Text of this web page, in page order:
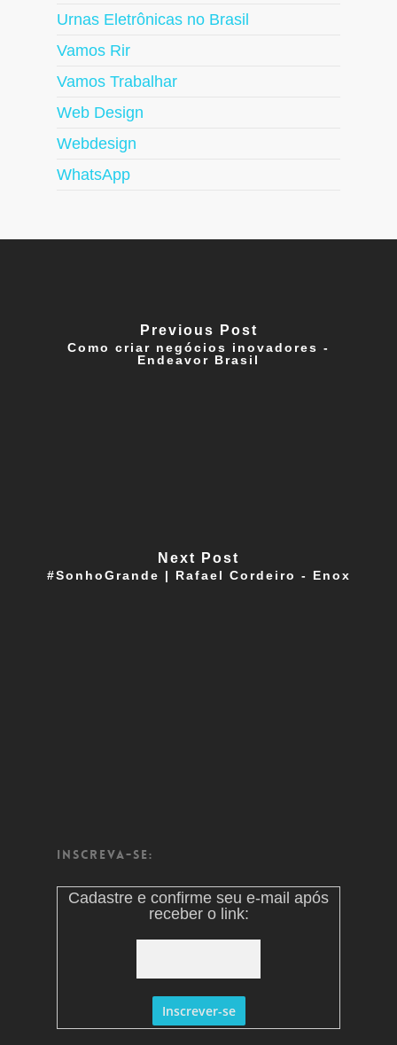
Urnas Eletrônicas no Brasil
Vamos Rir
Vamos Trabalhar
Web Design
Webdesign
WhatsApp
Previous Post
Como criar negócios inovadores -
Endeavor Brasil
Next Post
#SonhoGrande | Rafael Cordeiro - Enox
Inscreva-se:
Cadastre e confirme seu e-mail após
receber o link: